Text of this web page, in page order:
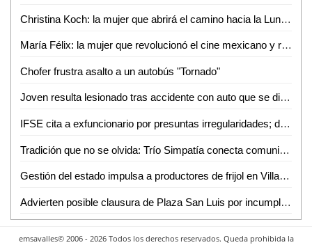
Christina Koch: la mujer que abrirá el camino hacia la Luna con Artemis II
María Félix: la mujer que revolucionó el cine mexicano y redefinió el papel femenino en la pantalla
Chofer frustra asalto a un autobús "Tornado"
Joven resulta lesionado tras accidente con auto que se dio a la fuga en Valles
IFSE cita a exfuncionario por presuntas irregularidades; deberá comparecer en mayo
Tradición que no se olvida: Trío Simpatía conecta comunidades con su música
Gestión del estado impulsa a productores de frijol en Villa de Arriaga
Advierten posible clausura de Plaza San Luis por incumplimientos de seguridad
emsavalles© 2006 - 2026 Todos los derechos reservados. Queda prohibida la